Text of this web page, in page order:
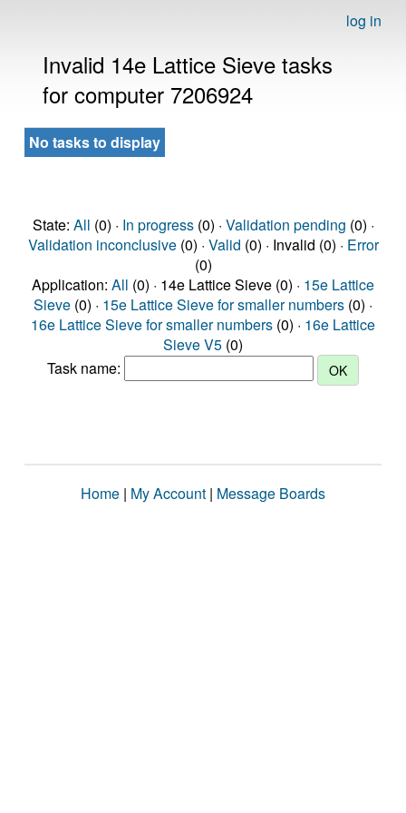
log in
Invalid 14e Lattice Sieve tasks
for computer 7206924
No tasks to display
State: All (0) · In progress(0) · Validation pending (0) ·
Validation inconclusive(0) · Valid (0) · Invalid (0) · Error
(0)
Application: All (0) · 14e Lattice Sieve (0) · 15e Lattice
Sieve (0) · 15e Lattice Sieve for smaller numbers (0) ·
16e Lattice Sieve for smaller numbers (0) · 16e Lattice
Sieve V5 (0)
Task name:
Home | My Account | Message Boards